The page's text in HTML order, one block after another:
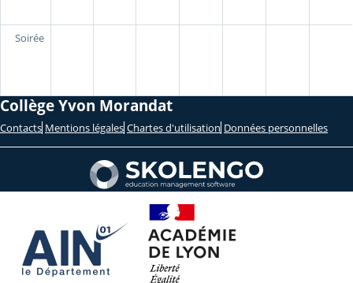
Soirée
Collège Yvon Morandat
Contacts Mentions légales Chartes d'utilisation Données personnelles